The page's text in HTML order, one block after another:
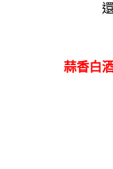
蒜香白